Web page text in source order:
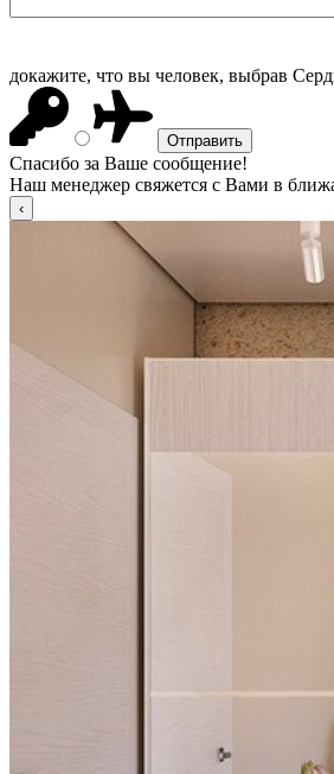
докажите, что вы человек, выбрав
Спасибо за Ваше сообщение!
Наш менеджер свяжется с Вами в